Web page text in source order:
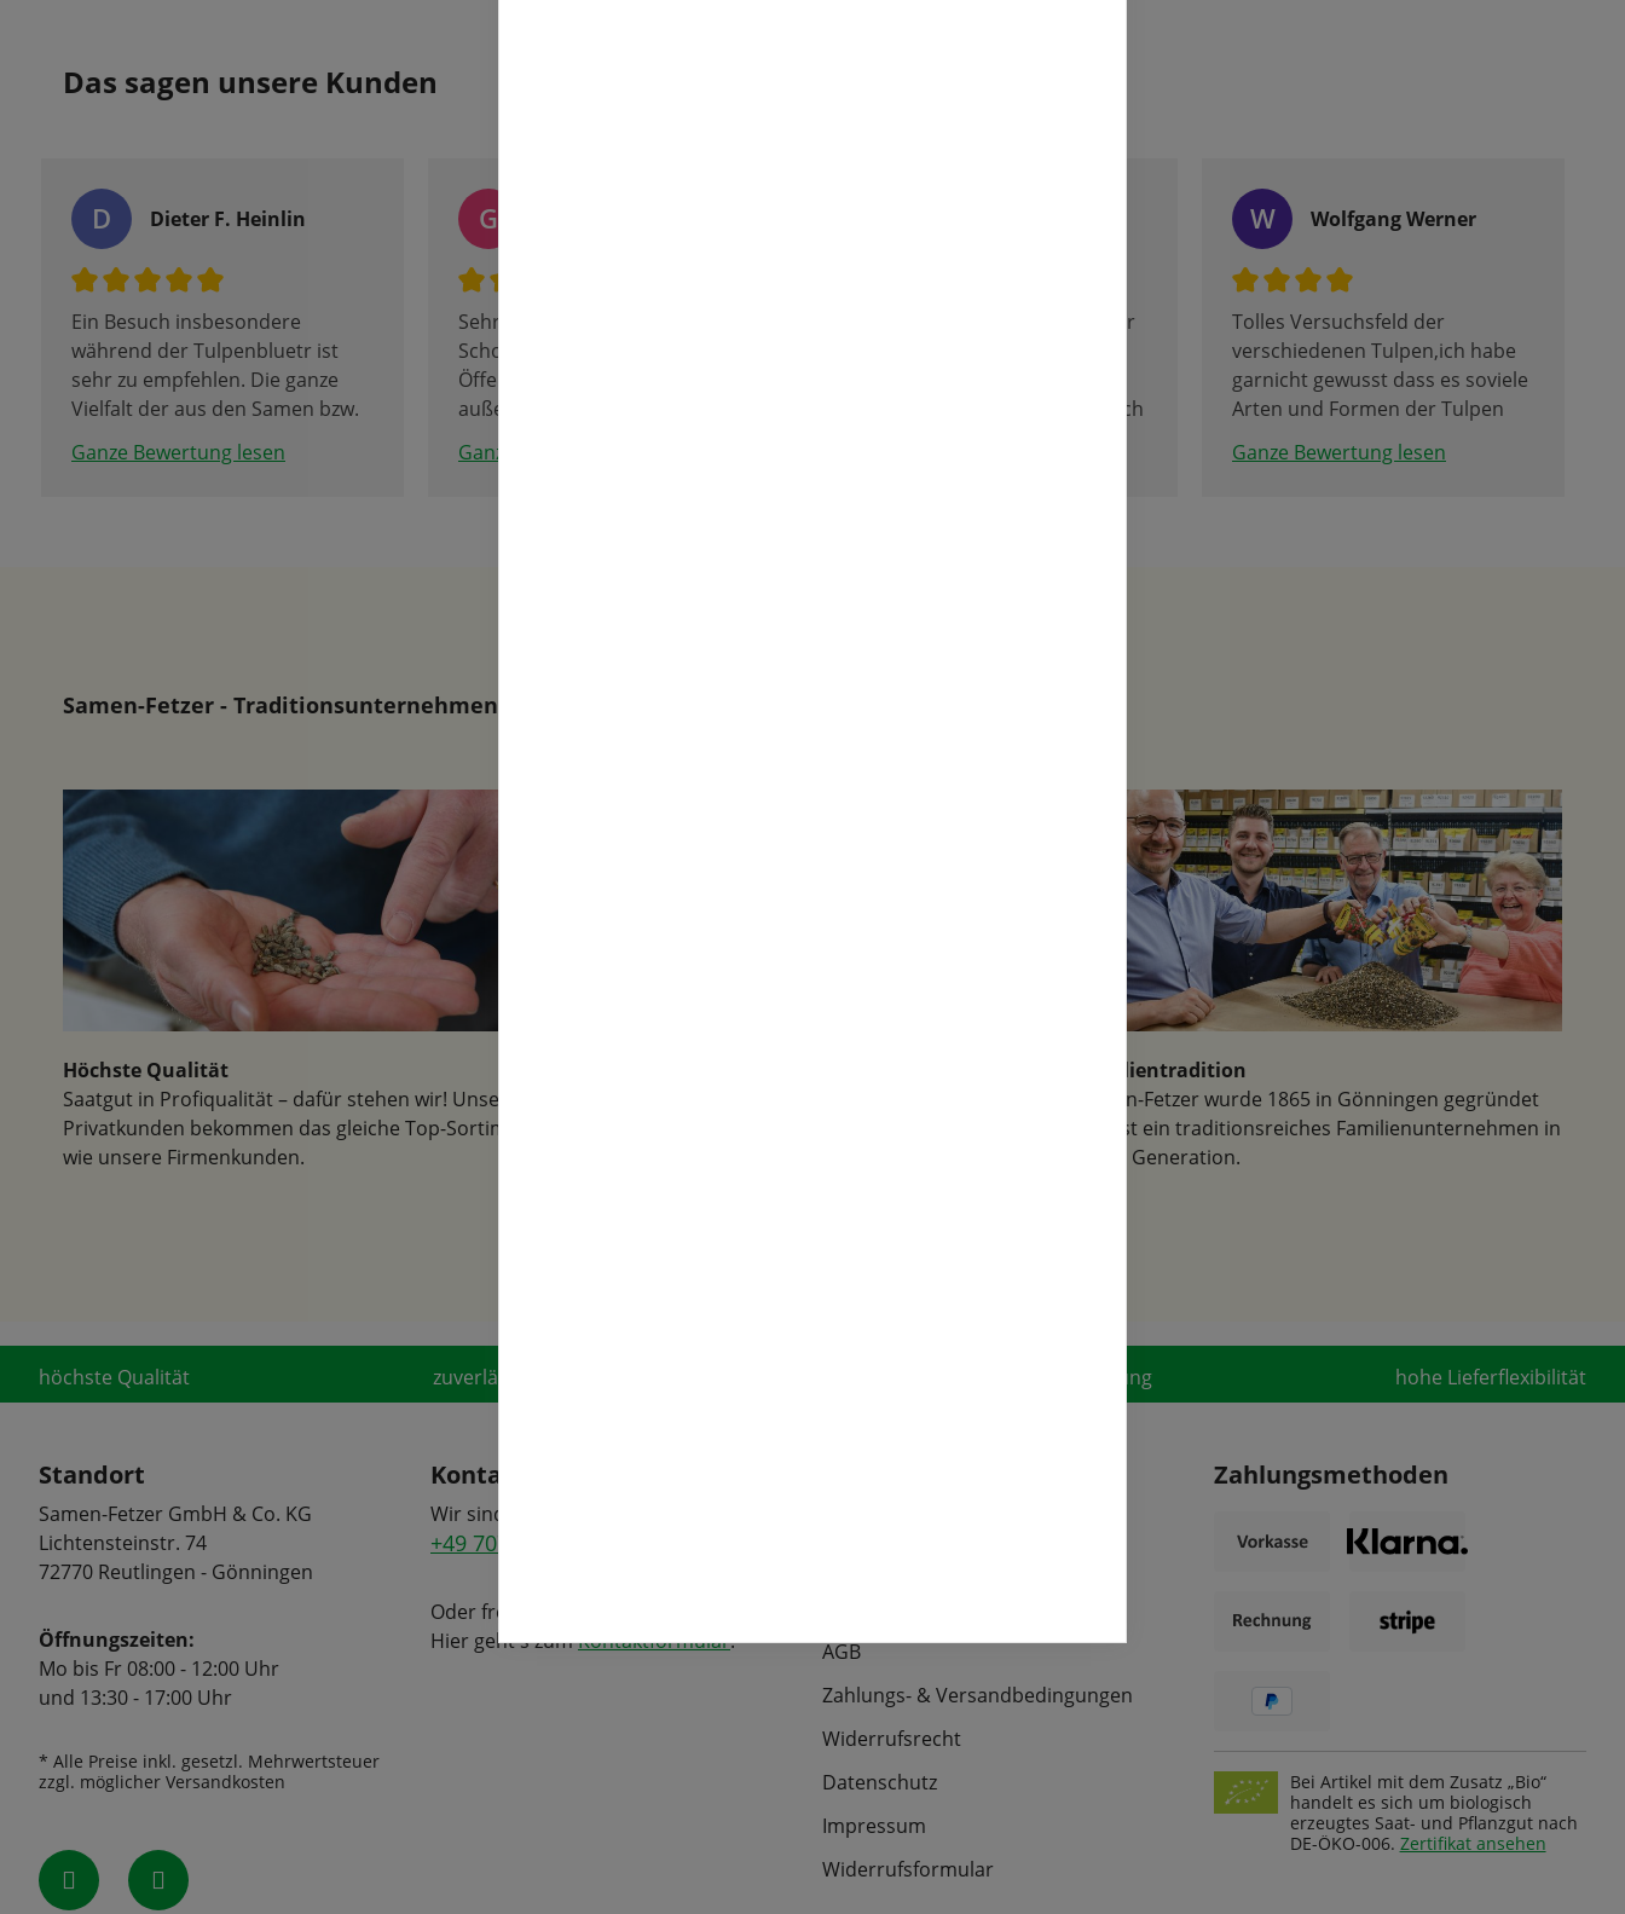
Das sagen unsere Kunden
D Dieter F. Heinlin
Ein Besuch insbesondere
während der Tulpenbluetr ist
sehr zu empfehlen. Die ganze
Vielfalt der aus den Samen bzw.
Zwiebeln von Fa. Fetzer entsteht
ist erstaunlich. Zu empfehlen ist
Ganze Bewertung lesen
G
Sehr engagiertes Unternehmen.
Schon seit Jahren viel
Öffentlichkeitsarbeit mit
außergewöhnlicher
sich bis weit über die
ermöglicht auch Kunden, die von
Ganze Bewertung lesen
Ich bin seit 10 Tagen Kunde hier
freundlich bedient. Hier fühle ich
W Wolfgang Werner
Tolles Versuchsfeld der
verschiedenen Tulpen,ich habe
garnicht gewusst dass es soviele
Arten und Formen der Tulpen
und andere Blumen gibt.
Ganze Bewertung lesen
Samen-Fetzer - Traditionsunternehmen in der 6. Generation
Höchste Qualität
Saatgut in Profiqualität – dafür stehen wir! Unsere
Privatkunden bekommen das gleiche Top-Sortiment
wie unsere Firmenkunden.
Familientradition
Samen-Fetzer wurde 1865 in Gönningen gegründet
und ist ein traditionsreiches Familienunternehmen in
der 6. Generation.
höchste Qualität zuverlässiger Service langjährige Branchenerfahrung hohe Lieferflexibilität
Standort
Samen-Fetzer GmbH & Co. KG
Lichtensteinstr. 74
72770 Reutlingen - Gönningen
Öffnungszeiten:
Mo bis Fr 08:00 - 12:00 Uhr
und 13:30 - 17:00 Uhr
* Alle Preise inkl. gesetzl. Mehrwertsteuer
zzgl. möglicher Versandkosten
Kontakt
Wir sind telefonisch erreichbar unter:
+49 7072 600490-0
Oder freuen uns über eine Nachricht!
Hier geht's zumKontaktformular.
AGB
Zahlungs- & Versandbedingungen
Widerrufsrecht
Datenschutz
Impressum
Widerrufsformular
Zahlungsmethoden
Bei Artikel mit dem Zusatz „Bio“
handelt es sich um biologisch
erzeugtes Saat- und Pflanzgut nach
DE-ÖKO-006. Zertifikat ansehen